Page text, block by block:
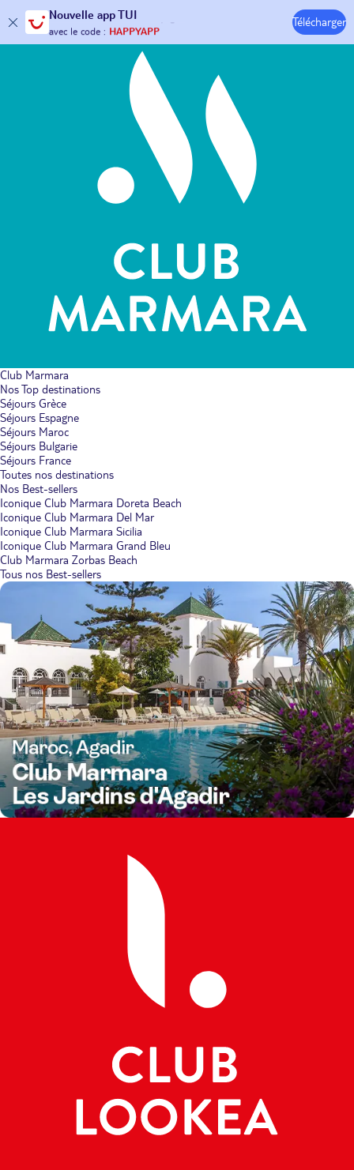
Nouvelle app TUI
30€ offerts*sur votrevoyage !
avec le code :HAPPYAPP
Télécharger
Hôtels & Clubs
Club Marmara
Nos Top destinations
Séjours Grèce
Séjours Espagne
Séjours Maroc
Séjours Bulgarie
Séjours France
Toutes nos destinations
Nos Best-sellers
Iconique Club Marmara Doreta Beach
Iconique Club Marmara Del Mar
Iconique Club Marmara Sicilia
Iconique Club Marmara Grand Bleu
Club Marmara Zorbas Beach
Tous nos Best-sellers